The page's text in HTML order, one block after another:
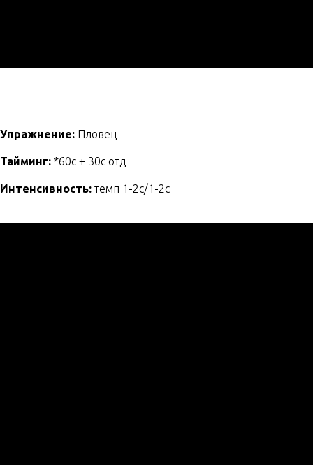
Упражнение: Пловец
Тайминг: *60с + 30с отд
Интенсивность: темп 1-2с/1-2с